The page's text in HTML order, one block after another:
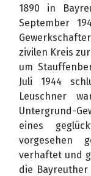
1890 in
September
zivilen Kreis
um
Juli 1944
Leuschner
Untergrund-
eines
vorgesehen
verhaftet und
die